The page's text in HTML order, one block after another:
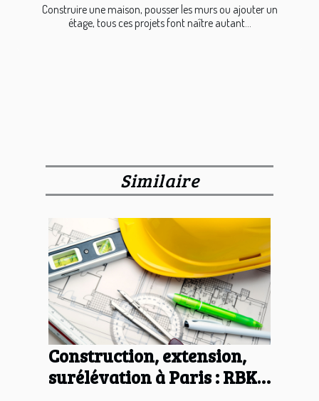
Construire une maison, pousser les murs ou ajouter un
étage, tous ces projets font naître autant...
Similaire
Construction, extension,
surélévation à Paris : RBK